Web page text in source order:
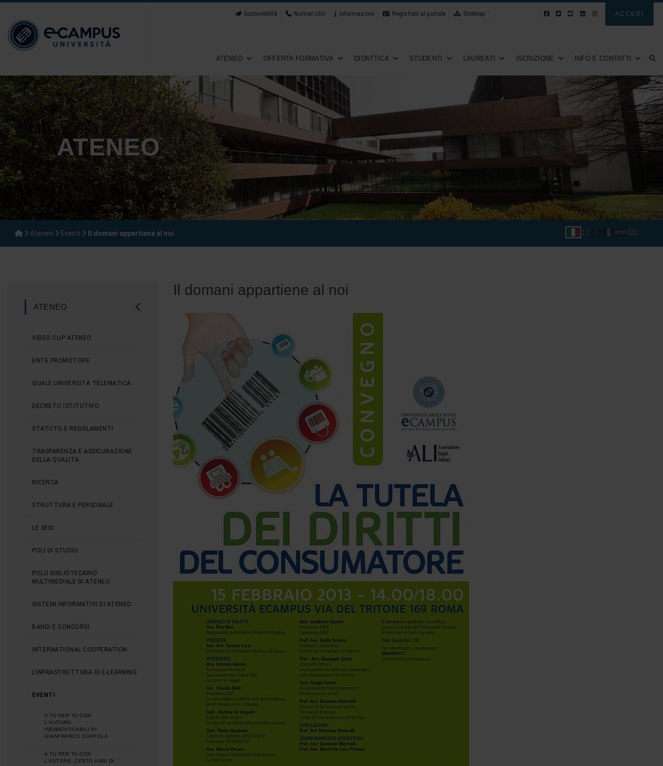
Sostenibilità Numeri Utili Informazioni Registrati al portale SiteMap ACCEDI
ATENEO OFFERTA FORMATIVA DIDATTICA STUDENTI LAUREATI ISCRIZIONE INFO E CONTATTI
ATENEO
Ateneo Eventi Il domani appartiene al noi
ATENEO
VIDEO CLIP ATENEO
ENTE PROMOTORE
QUALE UNIVERSITÀ TELEMATICA
DECRETO ISTITUTIVO
STATUTO E REGOLAMENTI
TRASPARENZA E ASSICURAZIONE
DELLA QUALITÀ
RICERCA
STRUTTURA E PERSONALE
LE SEDI
POLI DI STUDIO
POLO BIBLIOTECARIO
MULTIMEDIALE DI ATENEO
SISTEMI INFORMATIVI DI ATENEO
BANDI E CONCORSI
INTERNATIONAL COOPERATION
L'INFRASTRUTTURA DI E-LEARNING
EVENTI
A TU PER TU CON
L'AUTORE:
INDIMENTICABILI DI
GIANFRANCO COPPOLA
A TU PER TU CON
L'AUTORE: CENTO ANNI DI
Il domani appartiene al noi